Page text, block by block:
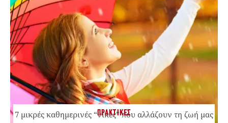
ΠΡΑΚΤΙΚΕΣ
7 μικρές καθημερινές “νίκες” που αλλάζουν τη ζωή μας